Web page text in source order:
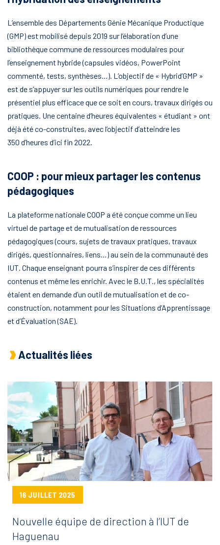
L’ensemble des Départements Génie Mécanique Productique
(GMP) est mobilisé depuis 2019 sur l’élaboration d’une
bibliothèque commune de ressources modulaires pour
l’enseignement hybride (capsules vidéos, PowerPoint
commenté, tests, synthèses…). L’objectif de « Hybrid’GMP »
est de s’appuyer sur les outils numériques pour rendre le
présentiel plus efficace que ce soit en cours, travaux dirigés ou
pratiques. Une centaine d’heures équivalentes « étudiant » ont
déjà été co-construites, avec l’objectif d’atteindre les
350 d’heures d’ici fin 2022.
COOP : pour mieux partager les contenus
pédagogiques
La plateforme nationale COOP a été conçue comme un lieu
virtuel de partage et de mutualisation de ressources
pédagogiques (cours, sujets de travaux pratiques, travaux
dirigés, questionnaires, liens…) au sein de la communauté des
IUT. Chaque enseignant pourra s’inspirer de ces différents
contenus et même les enrichir. Avec le B.U.T., les spécialités
étaient en demande d’un outil de mutualisation et de co-
construction, notamment pour les Situations d’Apprentissage
et d’Évaluation (SAE).
Actualités liées
27 JUIN 2025
« Mon apprentissage en 180 secondes » :
les apprentis des IUT d’Alsace brillent sur